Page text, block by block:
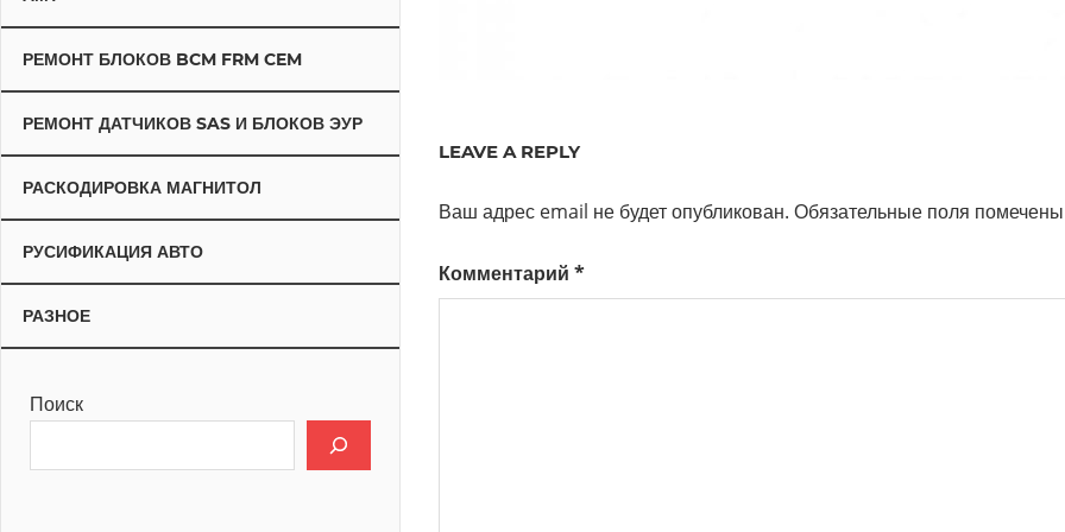
LEAVE A REPLY
Ваш адрес email не будет опубликован. Обязательные поля
Комментарий *
РЕМОНТ БЛОКОВ BCM FRM CEM
РЕМОНТ ДАТЧИКОВ SAS И БЛОКОВ ЭУР
РАСКОДИРОВКА МАГНИТОЛ
РУСИФИКАЦИЯ АВТО
РАЗНОЕ
Поиск